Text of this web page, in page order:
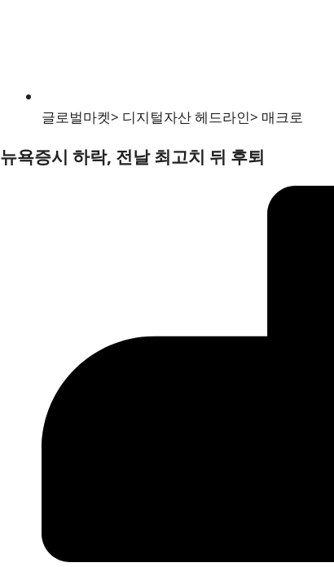
글로벌마켓> 디지털자산 헤드라인> 매크로
뉴욕증시 하락, 전날 최고치 뒤 후퇴